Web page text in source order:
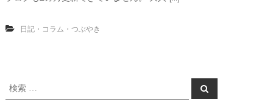
終
日記・コラム・つぶやき
検
索
検
索